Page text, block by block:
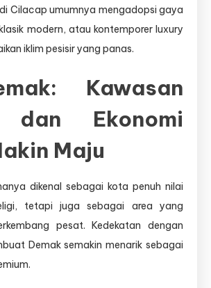
Cilacap umumnya mengadopsi gaya
modern, atau kontemporer luxury
iklim pesisir yang panas.
Kawasan
dan Ekonomi
Maju
dikenal sebagai kota penuh nilai
tetapi juga sebagai area yang
pesat. Kedekatan dengan
Demak semakin menarik sebagai